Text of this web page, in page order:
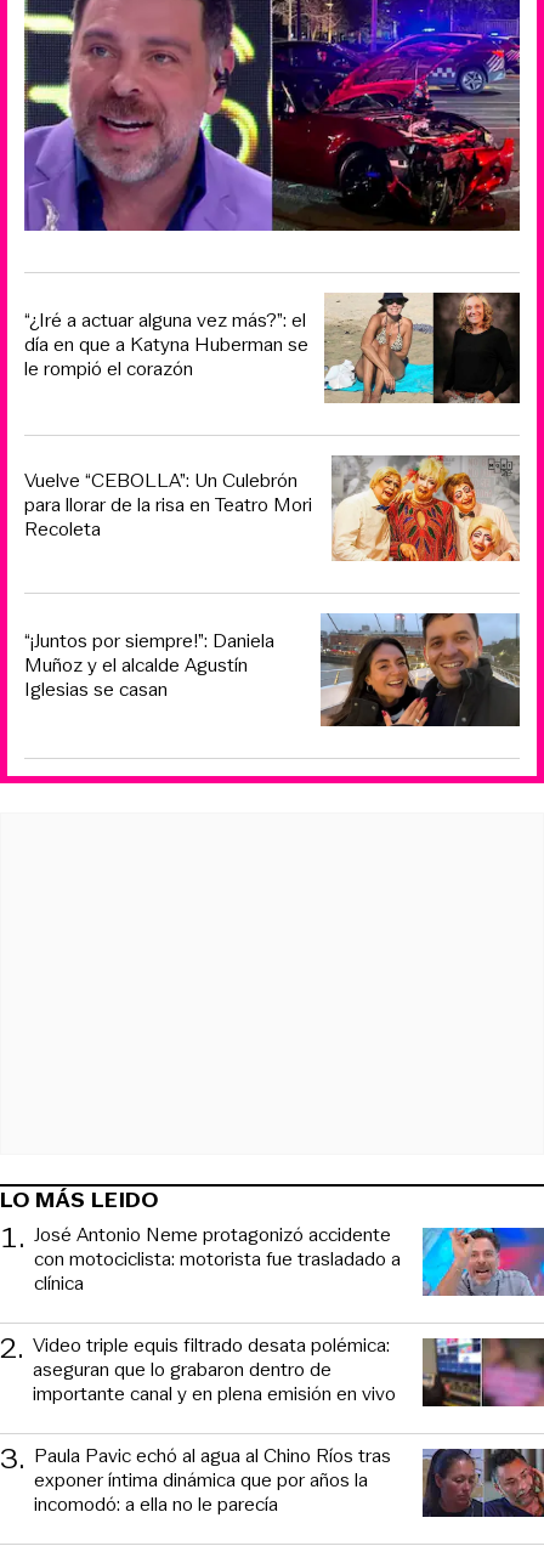
“¿Iré a actuar alguna vez más?”: el
día en que a Katyna Huberman se
le rompió el corazón
Vuelve “CEBOLLA”: Un Culebrón
para llorar de la risa en Teatro Mori
Recoleta
“¡Juntos por siempre!”: Daniela
Muñoz y el alcalde Agustín
Iglesias se casan
LO MÁS LEIDO
1. José Antonio Neme protagonizó accidente
con motociclista: motorista fue trasladado a
clínica
2. Video triple equis filtrado desata polémica:
aseguran que lo grabaron dentro de
importante canal y en plena emisión en vivo
3. Paula Pavic echó al agua al Chino Ríos tras
exponer íntima dinámica que por años la
incomodó: a ella no le parecía